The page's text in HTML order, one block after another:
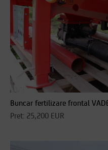
Buncar fertilizare frontal
Pret: 25,200 EUR